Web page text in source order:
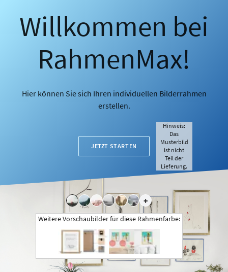
Willkommen bei
RahmenMax!
Hier können Sie sich Ihren individuellen Bilderrahmen
erstellen.
JETZT STARTEN
+
Hinweis:
Das
Musterbild
ist nicht
Teil der
Lieferung.
Weitere Vorschaubilder für diese Rahmenfarbe: